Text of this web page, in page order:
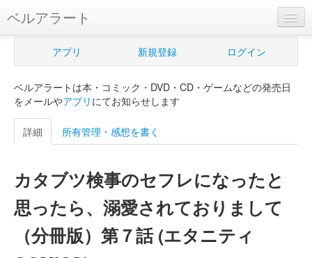
ベルアラート
ベルアラートとは
新規登録
ログイン
購入管理
Myシェルフ
プレミアム
アプリ 新規登録 ログイン
ベルアラートは本・コミック・DVD・CD・ゲームなどの発売日
をメールやアプリ にてお知らせします
詳細 所有管理・感想を書く
カタブツ検事のセフレになったと
思ったら、溺愛されておりまして
（分冊版）第７話 (エタニティ